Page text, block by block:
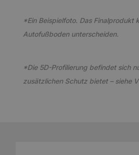
*Ein Beispielfoto. Das Finalprodukt
Autofußboden unterscheiden.
*Die 5D-Profilierung befindet sich
zusätzlichen Schutz bietet – siehe